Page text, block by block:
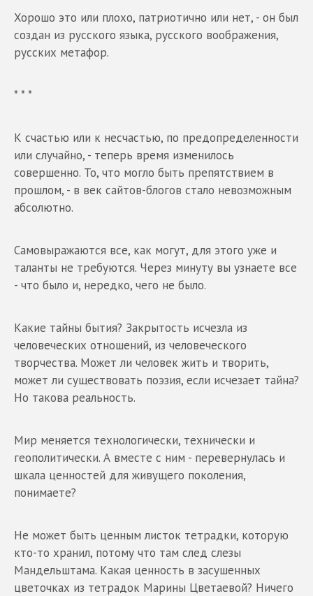
Хорошо это или плохо, патриотично или нет, - он был
создан из русского языка, русского воображения,
русских метафор.
* * *
К счастью или к несчастью, по предопределенности
или случайно, - теперь время изменилось
совершенно. То, что могло быть препятствием в
прошлом, - в век сайтов-блогов стало невозможным
абсолютно.
Самовыражаются все, как могут, для этого уже и
таланты не требуются. Через минуту вы узнаете все
- что было и, нередко, чего не было.
Какие тайны бытия? Закрытость исчезла из
человеческих отношений, из человеческого
творчества. Может ли человек жить и творить,
может ли существовать поэзия, если исчезает тайна?
Но такова реальность.
Мир меняется технологически, технически и
геополитически. А вместе с ним - перевернулась и
шкала ценностей для живущего поколения,
понимаете?
Не может быть ценным листок тетрадки, которую
кто-то хранил, потому что там след слезы
Мандельштама. Какая ценность в засушенных
цветочках из тетрадок Марины Цветаевой? Ничего